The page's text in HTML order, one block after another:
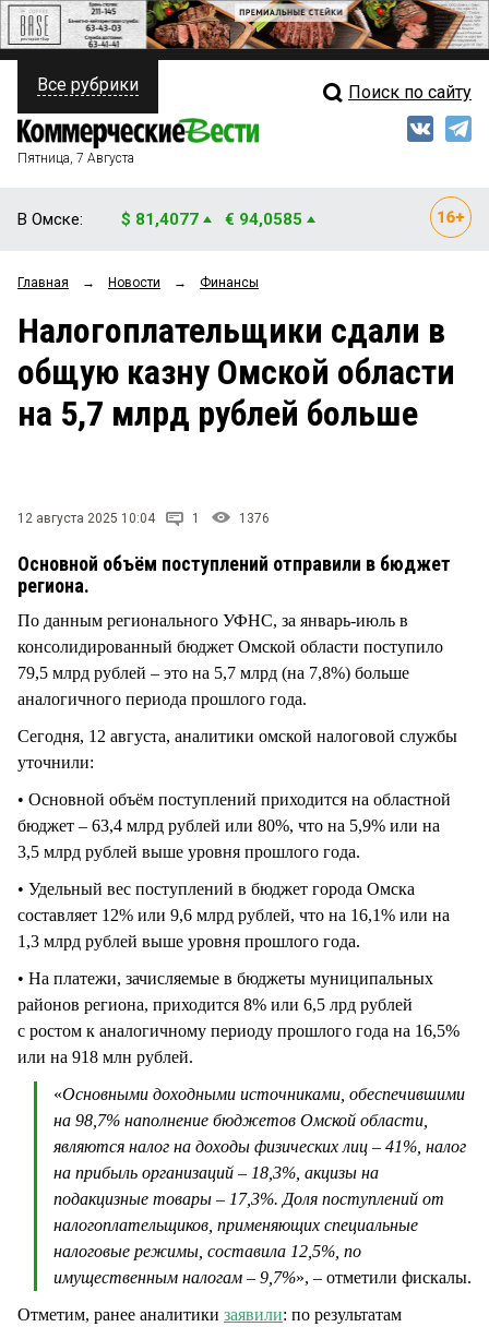
ПОЛИТИКА
ФИНАНСЫ
ОБЩЕСТВО
ЗАКОН
НОВОСТИ КОМПАНИЙ
Свежий выпуск
Рейтинги
Блоги
Архив
Все рубрики Поиск по сайту
Пятница, 7 Августа
В Омске: $ 81,4077 € 94,0585
Главная → Новости → Финансы
Налогоплательщики сдали в
общую казну Омской области
на 5,7 млрд рублей больше
12 августа 2025 10:04 1 1376
Основной объём поступлений отправили в бюджет
региона.
По данным регионального УФНС, за январь-июль в
консолидированный бюджет Омской области поступило
79,5 млрд рублей – это на 5,7 млрд (на 7,8%) больше
аналогичного периода прошлого года.
Сегодня, 12 августа, аналитики омской налоговой службы
уточнили:
• Основной объём поступлений приходится на областной
бюджет – 63,4 млрд рублей или 80%, что на 5,9% или на
3,5 млрд рублей выше уровня прошлого года.
• Удельный вес поступлений в бюджет города Омска
составляет 12% или 9,6 млрд рублей, что на 16,1% или на
1,3 млрд рублей выше уровня прошлого года.
• На платежи, зачисляемые в бюджеты муниципальных
районов региона, приходится 8% или 6,5 лрд рублей
с ростом к аналогичному периоду прошлого года на 16,5%
или на 918 млн рублей.
«Основными доходными источниками, обеспечившими
на 98,7% наполнение бюджетов Омской области,
являются налог на доходы физических лиц – 41%, налог
на прибыль организаций – 18,3%, акцизы на
подакцизные товары – 17,3%. Доля поступлений от
налогоплательщиков, применяющих специальные
налоговые режимы, составила 12,5%, по
имущественным налогам – 9,7%», – отметили фискалы.
Отметим, ранее аналитики заявили: по результатам